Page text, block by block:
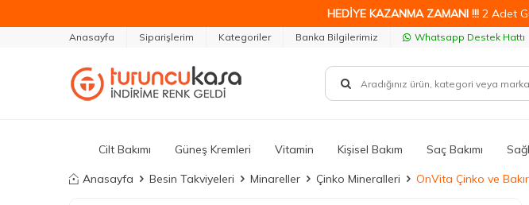
HEDİYE KAZANMA ZAMANI !!! 2 Adet
Anasayfa Siparişlerim Kategoriler Banka Bilgilerimiz Whatsapp Destek Hattı
Cilt Bakımı Güneş Kremleri Vitamin Kişisel Bakım Saç Bakımı
Anasayfa Besin Takviyeleri Minareller Çinko Mineralleri OnVita Çinko ve